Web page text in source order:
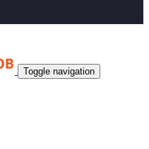
Toggle navigation